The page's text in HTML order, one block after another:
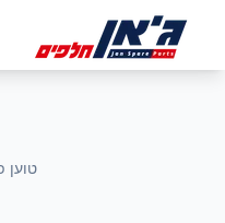
טוען